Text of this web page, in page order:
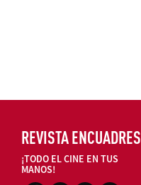
REVISTA ENCUADRES
¡TODO EL CINE EN TUS
MANOS!